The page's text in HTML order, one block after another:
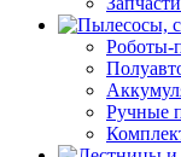
Роботы-
Ручные